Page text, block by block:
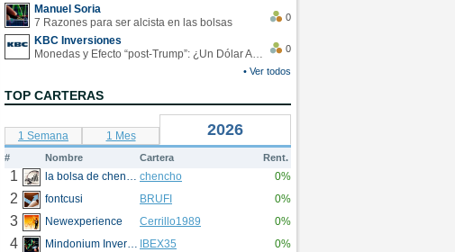
Manuel Soria
7 Razones para ser alcista en las bolsas
0
KBC Inversiones
Monedas y Efecto “post-Trump”: ¿Un Dólar Americano operando en rangos?
0
• Ver todos
TOP CARTERAS
1 Semana 1 Mes 2026
# Nombre Cartera Rent.
1 la bolsa de chencho chencho 0%
2 fontcusi BRUFI 0%
3 Newexperience Cerrillo1989 0%
4 Mindonium Inversions IBEX35 0%